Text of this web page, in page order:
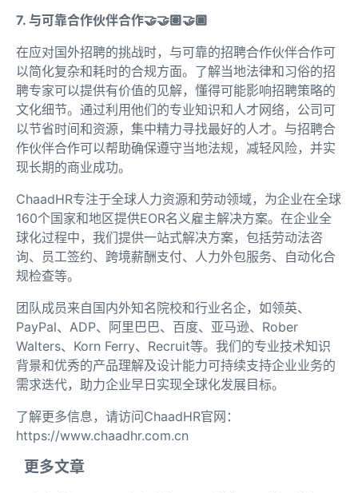
7. 与可靠合作伙伴合作🤝🤝🏽🤝🏿
在应对国外招聘的挑战时，与可靠的招聘合作伙伴合作可
以简化复杂和耗时的合规方面。了解当地法律和习俗的招
聘专家可以提供有价值的见解，懂得可能影响招聘策略的
文化细节。通过利用他们的专业知识和人才网络，公司可
以节省时间和资源，集中精力寻找最好的人才。与招聘合
作伙伴合作可以帮助确保遵守当地法规，减轻风险，并实
现长期的商业成功。
ChaadHR专注于全球人力资源和劳动领域，为企业在全球
160个国家和地区提供EOR名义雇主解决方案。在企业全
球化过程中，我们提供一站式解决方案，包括劳动法咨
询、员工签约、跨境薪酬支付、人力外包服务、自动化合
规检查等。
团队成员来自国内外知名院校和行业名企，如领英、
PayPal、ADP、阿里巴巴、百度、亚马逊、Rober
Walters、Korn Ferry、Recruit等。我们的专业技术知识
背景和优秀的产品理解及设计能力可持续支持企业业务的
需求迭代，助力企业早日实现全球化发展目标。
了解更多信息，请访问ChaadHR官网：
https://www.chaadhr.com.cn
更多文章